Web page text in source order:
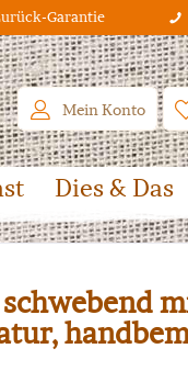
Garantie
Mein Konto
Dies & Das